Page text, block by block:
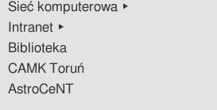
Sieć komputerowa ▸
Intranet ▸
Biblioteka
CAMK Toruń
AstroCeNT